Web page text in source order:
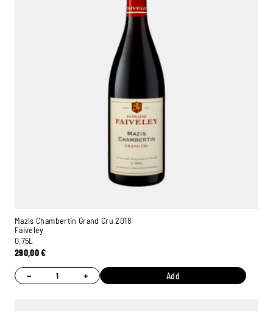
Mazis Chambertin Grand Cru 2018
Faiveley
0,75L
290,00€
− + Add